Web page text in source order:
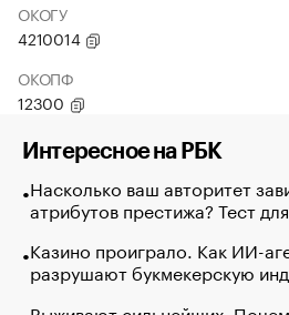
ОКОГУ
4210014
ОКОПФ
12300
Интересное на РБК
Насколько ваш авторитет
атрибутов престижа? Тест
Казино проиграло. Как ИИ-
разрушают букмекерскую